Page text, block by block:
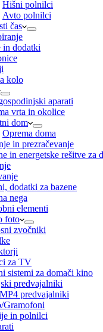
Hišni polnilci
Avto polnilci
čas
in dodatki
kolo
aparati
vrta in okolice
dom
Oprema doma
in prezračevanje
in energetske rešitve za
dodatki za bazene
nega
elementi
foto
zvočniki
za TV
sistemi za domači kino
predvajalniki
predvajalniki
Gramofoni
in polnilci